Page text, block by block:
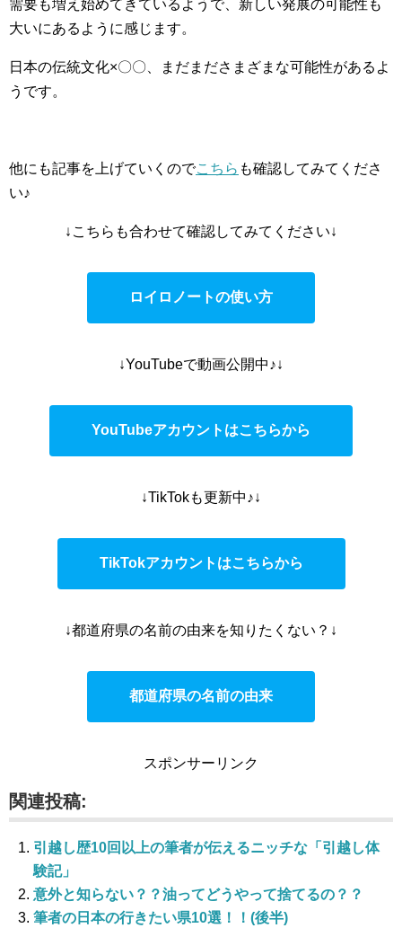
需要も増え始めてきているようで、新しい発展の可能性も
大いにあるように感じます。
日本の伝統文化×〇〇、まだまださまざまな可能性があるよ
うです。
他にも記事を上げていくのでこちら も確認してみてくださ
い♪
↓こちらも合わせて確認してみてください↓
ロイロノートの使い方
↓YouTubeで動画公開中♪↓
YouTubeアカウントはこちらから
↓TikTokも更新中♪↓
TikTokアカウントはこちらから
↓都道府県の名前の由来を知りたくない？↓
都道府県の名前の由来
スポンサーリンク
関連投稿:
引越し歴10回以上の筆者が伝えるニッチな「引越し体
験記」
意外と知らない？？油ってどうやって捨てるの？？
筆者の日本の行きたい県10選！！(後半)